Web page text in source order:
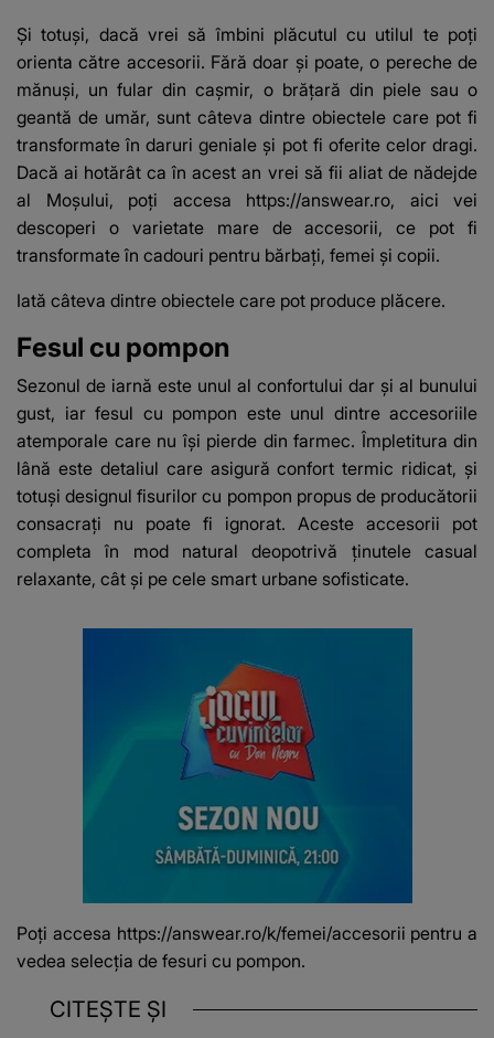
Şi totuși, dacă vrei să îmbini plăcutul cu utilul te poți
orienta către accesorii. Fără doar şi poate, o pereche de
mănuși, un fular din caşmir, o brăţară din piele sau o
geantă de umăr, sunt câteva dintre obiectele care pot fi
transformate în daruri geniale şi pot fi oferite celor dragi.
Dacă ai hotărât ca în acest an vrei să fii aliat de nădejde
al Moşului, poți accesa https://answear.ro, aici vei
descoperi o varietate mare de accesorii, ce pot fi
transformate în cadouri pentru bărbați, femei şi copii.
Iată câteva dintre obiectele care pot produce plăcere.
Fesul cu pompon
Sezonul de iarnă este unul al confortului dar şi al bunului
gust, iar fesul cu pompon este unul dintre accesoriile
atemporale care nu îşi pierde din farmec. Împletitura din
lână este detaliul care asigură confort termic ridicat, şi
totuși designul fisurilor cu pompon propus de producătorii
consacrați nu poate fi ignorat. Aceste accesorii pot
completa în mod natural deopotrivă ţinutele casual
relaxante, cât şi pe cele smart urbane sofisticate.
Poţi accesa https://answear.ro/k/femei/accesorii pentru a
vedea selecţia de fesuri cu pompon.
CITEȘTE ȘI